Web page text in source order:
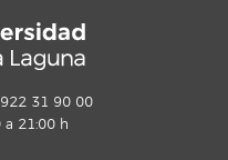
922 31 90 00
a 21:00 h